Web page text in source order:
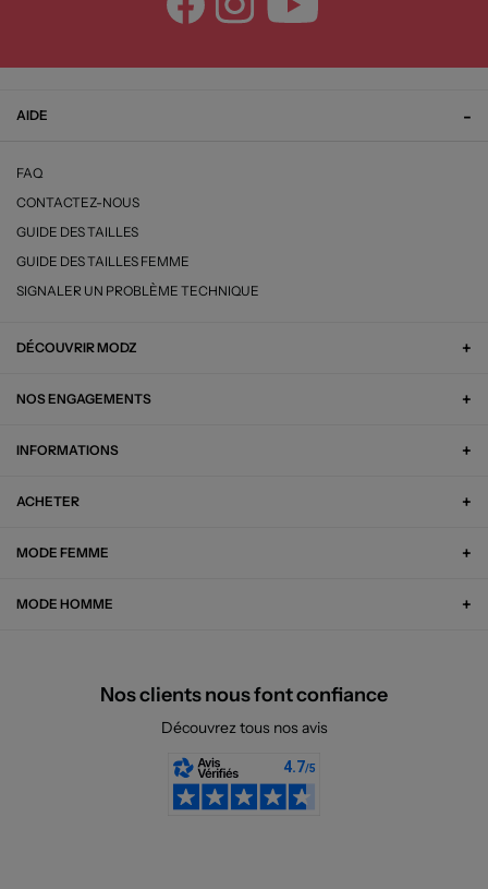
AIDE
FAQ
CONTACTEZ-NOUS
GUIDE DES TAILLES
GUIDE DES TAILLES FEMME
SIGNALER UN PROBLÈME TECHNIQUE
DÉCOUVRIR MODZ
NOS ENGAGEMENTS
INFORMATIONS
ACHETER
MODE FEMME
MODE HOMME
Nos clients nous font confiance
Découvrez tous nos avis